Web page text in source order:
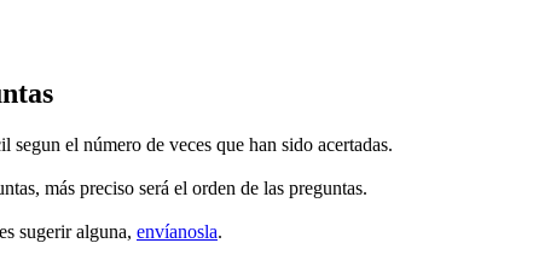
el número de veces que han sido acertadas.
más preciso será el orden de las preguntas.
sugerir alguna, envíanosla.